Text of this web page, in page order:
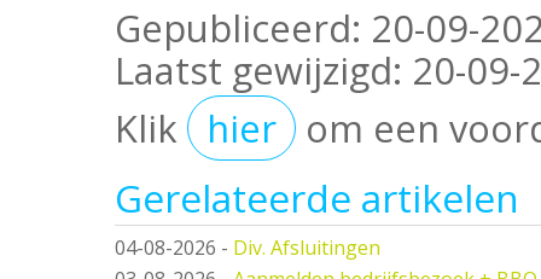
Gepubliceerd: 20-09-
Laatst gewijzigd: 20-09-
Klik
hier om een
Gerelateerde artikelen
04-08-2026 - Div. Afsluitingen